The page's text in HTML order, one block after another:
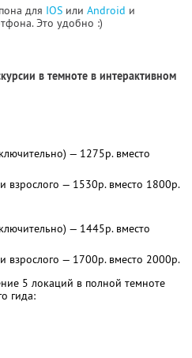
для IOS или Android и
Это удобно :)
в темноте в интерактивном
— 1275р. вместо
взрослого — 1530р. вместо 1800р.
— 1445р. вместо
взрослого — 1700р. вместо 2000р.
5 локаций в полной темноте
гида: